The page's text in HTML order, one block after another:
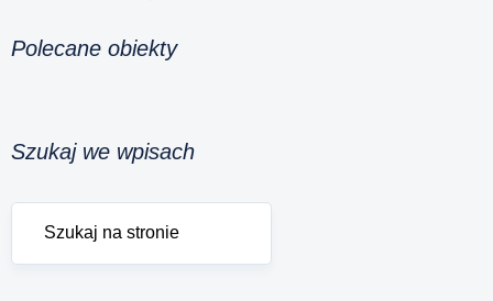
Polecane obiekty
Szukaj we wpisach